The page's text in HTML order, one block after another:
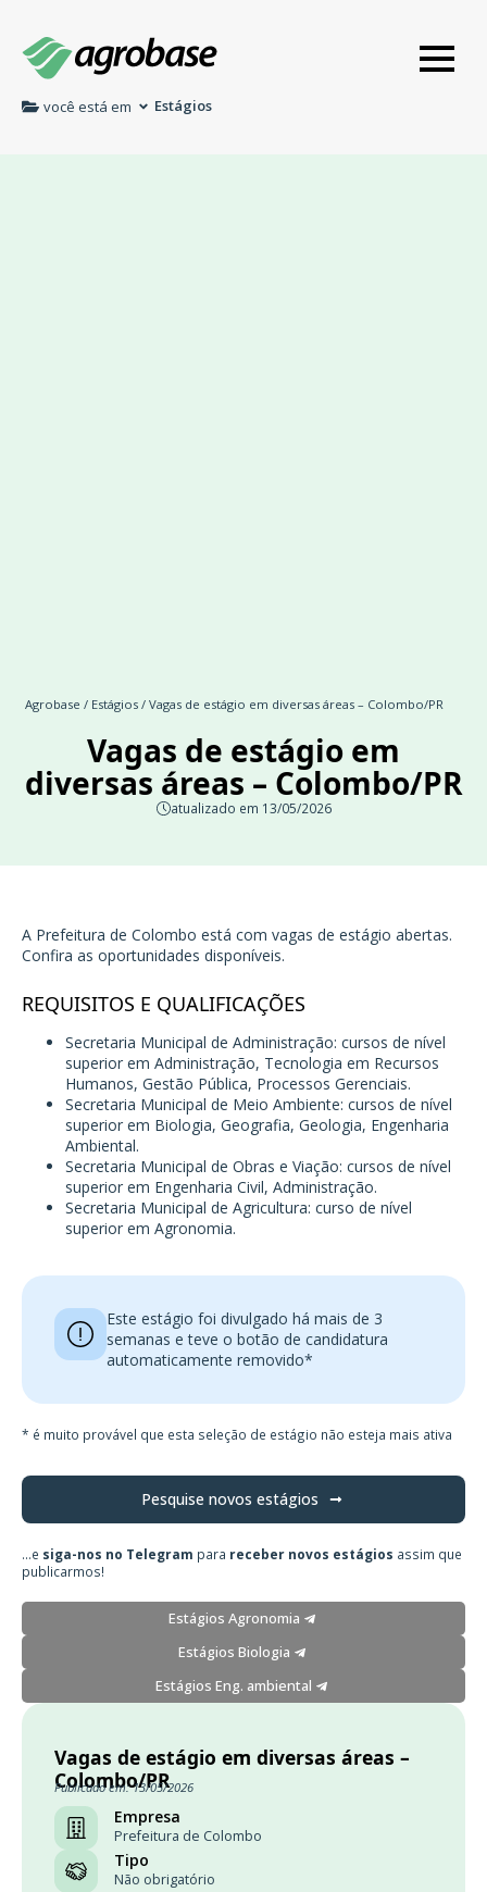
você está em Estágios
Agrobase / Estágios / Vagas de estágio em diversas áreas – Colombo/PR
Vagas de estágio em
diversas áreas – Colombo/PR
atualizado em 13/05/2026
A Prefeitura de Colombo está com vagas de estágio abertas.
Confira as oportunidades disponíveis.
REQUISITOS E QUALIFICAÇÕES
Secretaria Municipal de Administração: cursos de nível
superior em Administração, Tecnologia em Recursos
Humanos, Gestão Pública, Processos Gerenciais.
Secretaria Municipal de Meio Ambiente: cursos de nível
superior em Biologia, Geografia, Geologia, Engenharia
Ambiental.
Secretaria Municipal de Obras e Viação: cursos de nível
superior em Engenharia Civil, Administração.
Secretaria Municipal de Agricultura: curso de nível
superior em Agronomia.
Este estágio foi divulgado há mais de 3
semanas e teve o botão de candidatura
automaticamente removido*
* é muito provável que esta seleção de estágio não esteja mais ativa
Pesquise novos estágios
...e siga-nos no Telegram para receber novos estágios assim que
publicarmos!
Estágios Agronomia
Estágios Biologia
Estágios Eng. ambiental
Vagas de estágio em diversas áreas –
Colombo/PR
Publicado em: 13/05/2026
Empresa
Prefeitura de Colombo
Tipo
Não obrigatório